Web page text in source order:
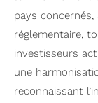
pays
réglementaire,
investisseurs
une
reconnaissant